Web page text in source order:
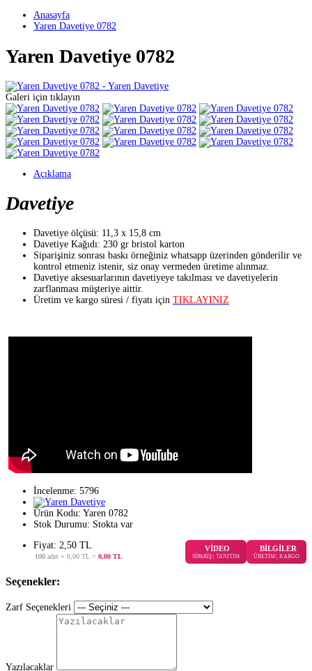
Anasayfa
Yaren Davetiye 0782
Yaren Davetiye 0782
Galeri için tıklayın
Açıklama
Davetiye
Davetiye ölçüsü: 11,3 x 15,8 cm
Davetiye Kağıdı: 230 gr bristol karton
Siparişiniz sonrası baskı örneğiniz whatsapp üzerinden gönderilir ve
kontrol etmeniz istenir, siz onay vermeden üretime alınmaz.
Davetiye aksesuarlarının davetiyeye takılması ve davetiyelerin
zarflanması müşteriye aittir.
Üretim ve kargo süresi / fiyatı için TIKLAYINIZ
İncelenme: 5796
Ürün Kodu: Yaren 0782
Stok Durumu: Stokta var
Fiyat: 2,50 TL
100 adet × 0,00 TL = 0,00 TL
VİDEO
SİPARİŞ | TANITIM
BİLGİLER
ÜRETİM | KARGO
Seçenekler:
Zarf Seçenekleri
Yazılacaklar